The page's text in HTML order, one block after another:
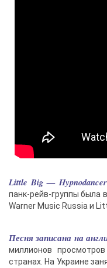
Little Big —
панк-рейв-группы была
Warner Music Russia и
Песня записана на
миллионов
странах. На Украине